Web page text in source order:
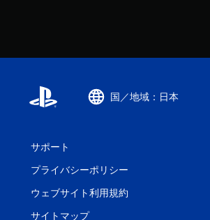
国／地域：日本
サポート
プライバシーポリシー
ウェブサイト利用規約
サイトマップ